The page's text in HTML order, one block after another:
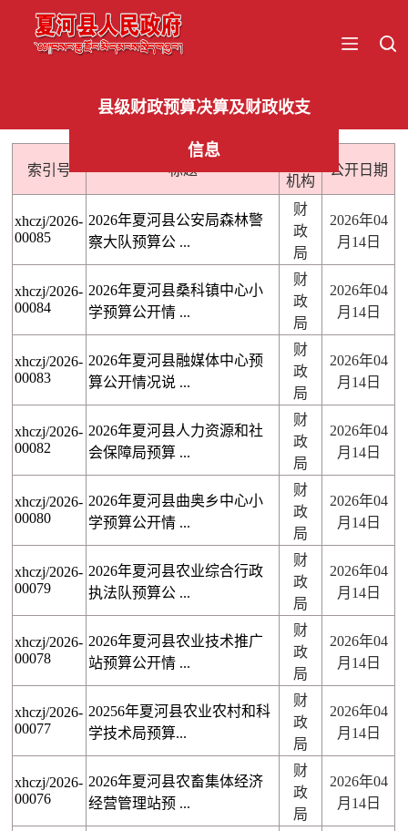
县级财政预算决算及财政收支
信息
索引号 标题
机构
公开日期
xhczj/2026-
00085
2026年夏河县公安局森林警
察大队预算公 ...
财
政
局
2026年04
月14日
xhczj/2026-
00084
2026年夏河县桑科镇中心小
学预算公开情 ...
财
政
局
2026年04
月14日
xhczj/2026-
00083
2026年夏河县融媒体中心预
算公开情况说 ...
财
政
局
2026年04
月14日
xhczj/2026-
00082
2026年夏河县人力资源和社
会保障局预算 ...
财
政
局
2026年04
月14日
xhczj/2026-
00080
2026年夏河县曲奥乡中心小
学预算公开情 ...
财
政
局
2026年04
月14日
xhczj/2026-
00079
2026年夏河县农业综合行政
执法队预算公 ...
财
政
局
2026年04
月14日
xhczj/2026-
00078
2026年夏河县农业技术推广
站预算公开情 ...
财
政
局
2026年04
月14日
xhczj/2026-
00077
20256年夏河县农业农村和科
学技术局预算...
财
政
局
2026年04
月14日
xhczj/2026-
00076
2026年夏河县农畜集体经济
经营管理站预 ...
财
政
局
2026年04
月14日